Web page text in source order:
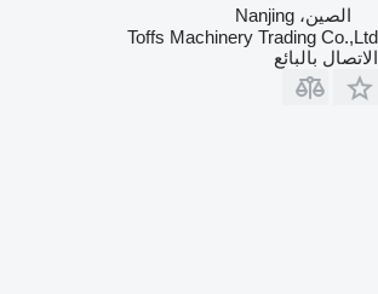
الصين، Nanjing
Toffs Machinery Trading Co.,Ltd
الاتصال بالبائع